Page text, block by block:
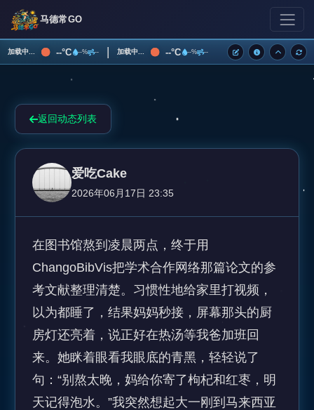
马德常GO
加载中... --°C --% -- | 加载中... --°C --% --
返回动态列表
爱吃Cake
2026年06月17日 23:35
在图书馆熬到凌晨两点，终于用
ChangoBibVis把学术合作网络那篇论文的参
考文献整理清楚。习惯性地给家里打视频，
以为都睡了，结果妈妈秒接，屏幕那头的厨
房灯还亮着，说正好在热汤等我爸加班回
来。她眯着眼看我眼底的青黑，轻轻说了
句：“别熬太晚，妈给你寄了枸杞和红枣，明
天记得泡水。”我突然想起大一刚到马来西亚